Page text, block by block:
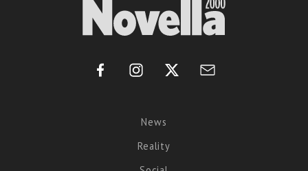
News
Reality